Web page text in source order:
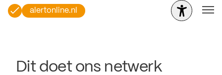
alertonline.nl
Dit doet ons netwerk